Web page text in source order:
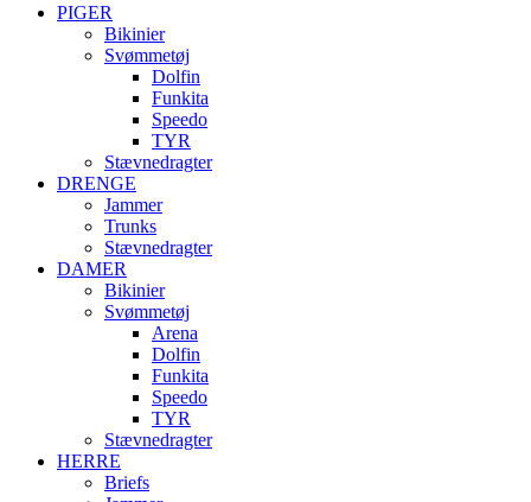
PIGER
Bikinier
Svømmetøj
Dolfin
Funkita
Speedo
TYR
Stævnedragter
DRENGE
Jammer
Trunks
Stævnedragter
DAMER
Bikinier
Svømmetøj
Arena
Dolfin
Funkita
Speedo
TYR
Stævnedragter
HERRE
Briefs